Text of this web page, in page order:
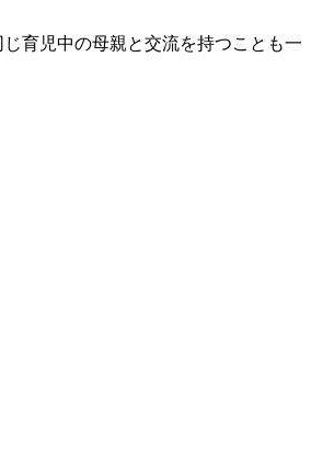
育児中の母親と交流を持つことも一